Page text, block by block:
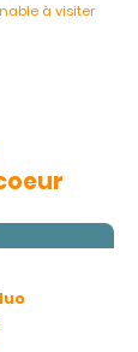
à visiter